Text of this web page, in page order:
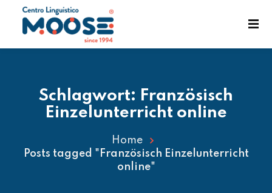
Schlagwort: Französisch
Einzelunterricht online
Home
Posts tagged "Französisch Einzelunterricht
online"